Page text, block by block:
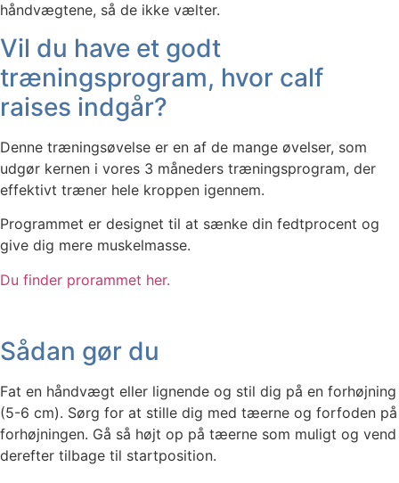
håndvægtene, så de ikke vælter.
Vil du have et godt
træningsprogram, hvor calf
raises indgår?
Denne træningsøvelse er en af de mange øvelser, som
udgør kernen i vores 3 måneders træningsprogram, der
effektivt træner hele kroppen igennem.
Programmet er designet til at sænke din fedtprocent og
give dig mere muskelmasse.
Du finder prorammet her.
Sådan gør du
Fat en håndvægt eller lignende og stil dig på en forhøjning
(5-6 cm). Sørg for at stille dig med tæerne og forfoden på
forhøjningen. Gå så højt op på tæerne som muligt og vend
derefter tilbage til startposition.